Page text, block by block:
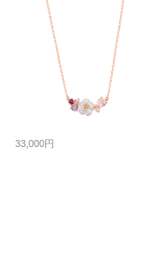
33,000円